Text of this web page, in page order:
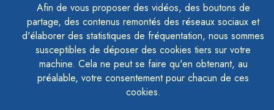
Afin de vous proposer des vidéos, des boutons de
partage, des contenus remontés des réseaux sociaux et
d'élaborer des statistiques de fréquentation, nous sommes
susceptibles de déposer des cookies tiers sur votre
machine. Cela ne peut se faire qu'en obtenant, au
préalable, votre consentement pour chacun de ces
cookies.
ACCESSIBILITÉ - PARTIELLEMENT CONFORME
PLAN DU SITE
MENTIONS LÉGALES
CONTACTER LE DÉLÉGUÉ À LA PROTECTION DES DONNÉES
GESTION DES COOKIES